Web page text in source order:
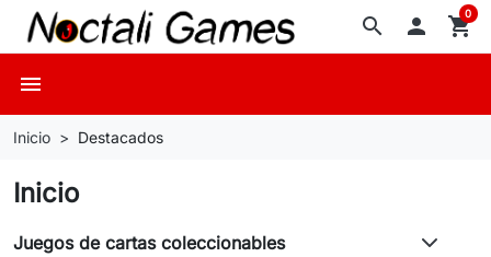
search  shopping_cart
0
menu
Inicio Destacados
Inicio
Juegos de cartas coleccionables